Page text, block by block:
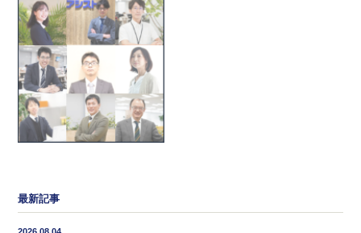
最新記事
2026.08.04